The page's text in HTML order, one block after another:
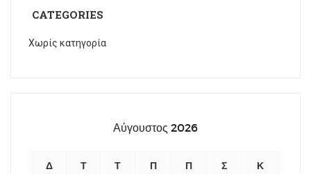
CATEGORIES
Χωρίς κατηγορία
Αύγουστος 2026
Δ Τ Τ Π Π Σ Κ